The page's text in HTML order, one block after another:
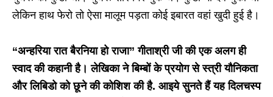
लेकिन हाथ फेरो तो ऐसा मालूम पड़ता कोई इबारत वहां खुदी हुई है।
“अन्हरिया रात बैरनिया हो राजा” गीताश्री जी की एक अलग ही
स्वाद की कहानी है। लेखिका ने बिम्बों के प्रयोग से स्त्री यौनिकता
और लिबिडो को छूने की कोशिश की है. आइये सुनते हैं यह दिलचस्प